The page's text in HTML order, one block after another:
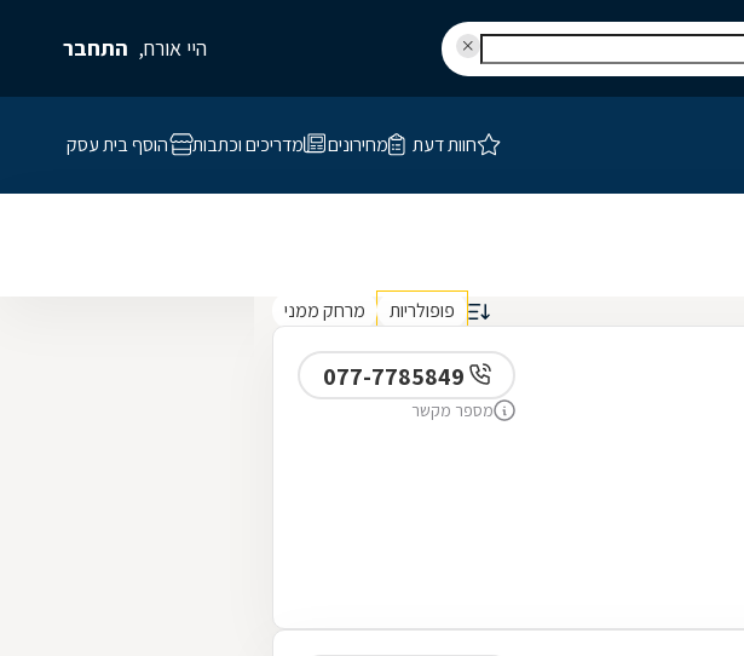
היי אורח, התחבר
חוות דעת מחירונים מדריכים וכתבות הוסף בית עסק
פופולריות מרחק ממני
מספר מקשר